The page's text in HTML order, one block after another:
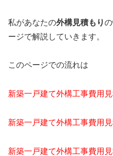
私があなたの外構見積もり
ージで解説していきます。
このページでの流れは
新築一戸建て外構工事費用
新築一戸建て外構工事費用
新築一戸建て外構工事費用